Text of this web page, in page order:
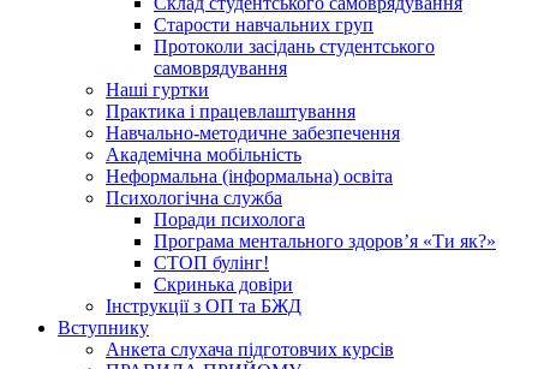
Старости навчальних груп
Протоколи засідань студентського
самоврядування
Наші гуртки
Практика і працевлаштування
Навчально-методичне забезпечення
Академічна мобільність
Неформальна (інформальна) освіта
Психологічна служба
Поради психолога
Програма ментального здоров’я «Ти як?»
СТОП булінг!
Скринька довіри
Інструкції з ОП та БЖД
Вступнику
Анкета слухача підготовчих курсів